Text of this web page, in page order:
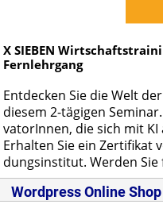
X SIEBEN
Fernlehrgang
Ent­de­cken Sie die Welt
die­sem 2-tä­gi­gen
va­to­rIn­nen, die sich mit
Er­hal­ten Sie ein
dungs­in­sti­tut. Wer­den Sie
Wordpress Online